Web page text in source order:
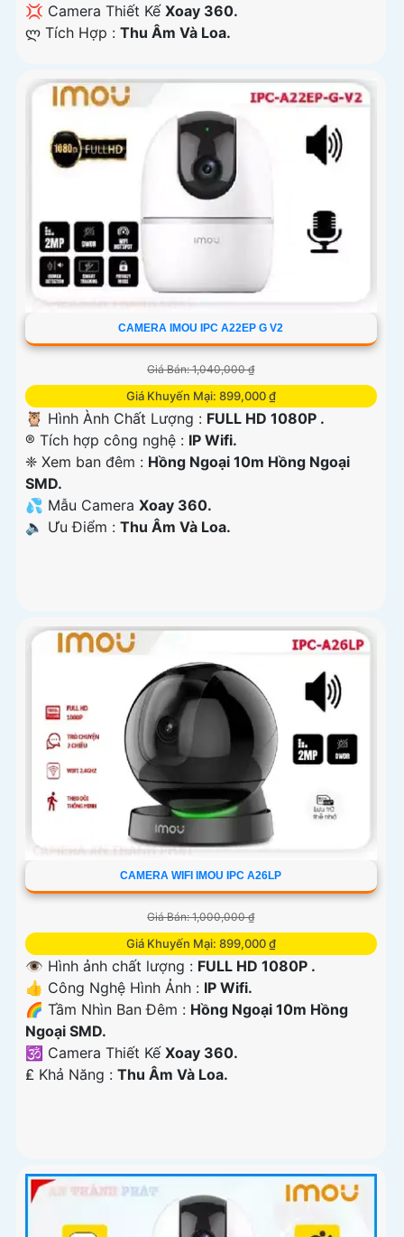
💢 Camera Thiết Kế Xoay 360.
️ლ Tích Hợp : Thu Âm Và Loa.
CAMERA IMOU IPC A22EP G V2
Giá Bán: 1,040,000 ₫
Giá Khuyến Mại: 899,000 ₫
🦉 Hình Ành Chất Lượng : FULL HD 1080P .
®️ Tích hợp công nghệ : IP Wifi.
❈ Xem ban đêm : Hồng Ngoại 10m Hồng Ngoại
SMD.
💦 Mẫu Camera Xoay 360.
️🔈 Ưu Điểm : Thu Âm Và Loa.
CAMERA WIFI IMOU IPC A26LP
Giá Bán: 1,000,000 ₫
Giá Khuyến Mại: 899,000 ₫
👁 Hình ảnh chất lượng : FULL HD 1080P .
👍 Công Nghệ Hình Ảnh : IP Wifi.
🌈 Tầm Nhìn Ban Đêm : Hồng Ngoại 10m Hồng
Ngoại SMD.
🕉️ Camera Thiết Kế Xoay 360.
️₤ Khả Năng : Thu Âm Và Loa.